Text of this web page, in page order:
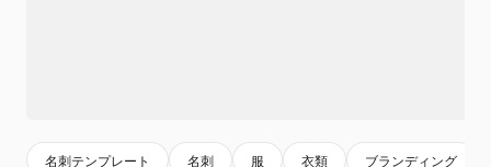
名刺テンプレート 名刺 服 衣類 ブランディング